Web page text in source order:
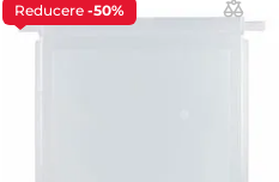
Reducere -50%